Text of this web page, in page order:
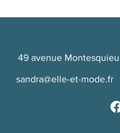
49 avenue
sandra@elle-et-mode.fr